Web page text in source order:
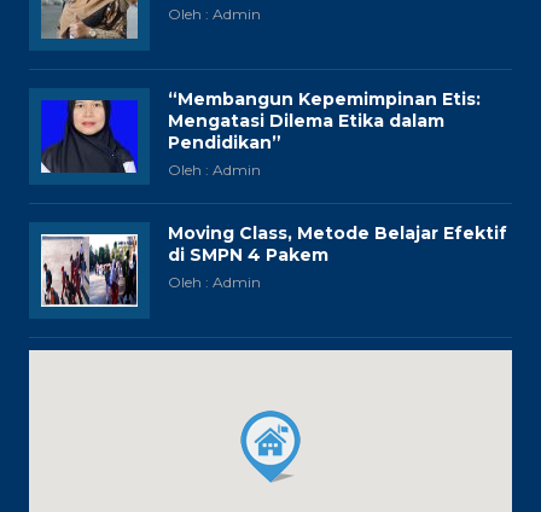
Oleh : Admin
“Membangun Kepemimpinan Etis:
Mengatasi Dilema Etika dalam
Pendidikan”
Oleh : Admin
Moving Class, Metode Belajar Efektif
di SMPN 4 Pakem
Oleh : Admin